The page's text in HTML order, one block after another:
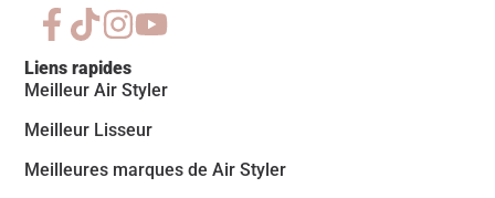
Liens rapides
Meilleur Air Styler
Meilleur Lisseur
Meilleures marques de Air Styler